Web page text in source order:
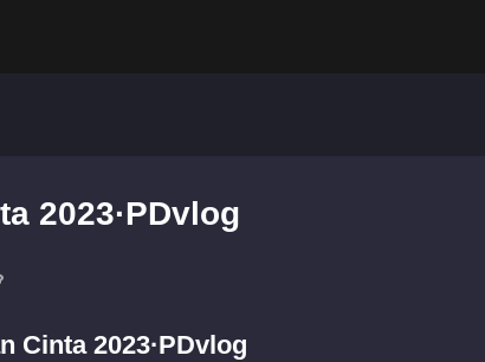
2023·PDvlog
Cinta 2023·PDvlog